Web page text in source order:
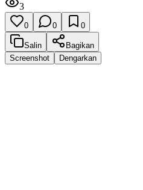
3
0 0 0
Salin
Bagikan
Screenshot
Dengarkan